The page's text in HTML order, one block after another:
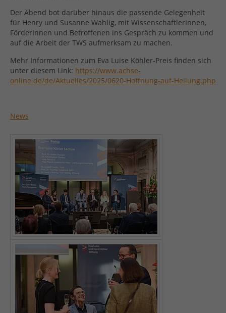
Der Abend bot darüber hinaus die passende Gelegenheit
für Henry und Susanne Wahlig, mit WissenschaftlerInnen,
FörderInnen und Betroffenen ins Gespräch zu kommen und
auf die Arbeit der TWS aufmerksam zu machen.
Mehr Informationen zum Eva Luise Köhler-Preis finden sich
unter diesem Link: https://www.achse-
online.de/de/Aktuelles/2025/0620-Hoffnung-auf-Heilung.php
News